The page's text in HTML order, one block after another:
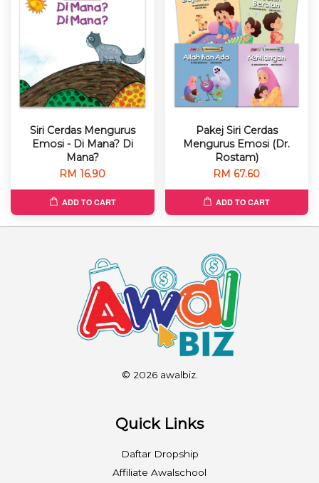
Siri Cerdas Mengurus
Emosi - Di Mana? Di
Mana?
RM 16.90
ADD TO CART
Pakej Siri Cerdas
Mengurus Emosi (Dr.
Rostam)
RM 67.60
ADD TO CART
© 2026 awalbiz.
Quick Links
Daftar Dropship
Affiliate Awalschool